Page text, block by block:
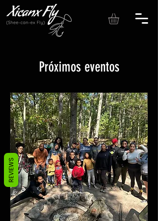
Próximos eventos
REVIEWS